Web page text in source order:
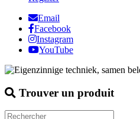
Email
Facebook
Instagram
YouTube
Trouver un produit